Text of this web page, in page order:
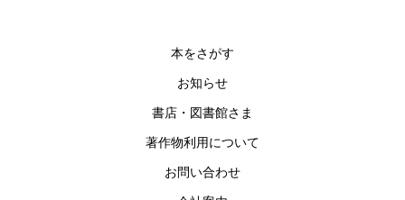
本をさがす
お知らせ
書店・図書館さま
著作物利用について
お問い合わせ